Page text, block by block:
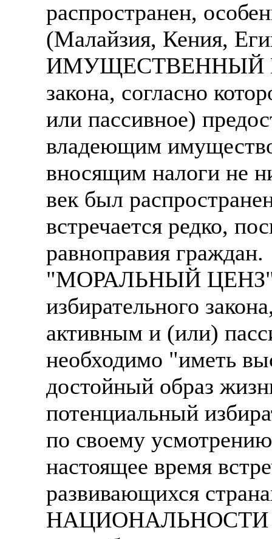
распространен,
(Малайзия, Кения,
ИМУЩЕСТВЕННЫЙ
закона, согласно
или пассивное)
владеющим
вносящим налоги не
век был
встречается редко,
равноправия граждан.
"МОРАЛЬНЫЙ ЦЕНЗ" -
избирательного
активным и (или)
необходимо "иметь
достойный образ
потенциальный
по своему
настоящее время
развивающихся
НАЦИОНАЛЬНОСТИ